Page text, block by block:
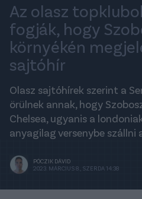
Az olasz
fogják, hogy
környékén
sajtóhír
Olasz sajtóhírek szerint a
örülnek annak, hogy
Chelsea, ugyanis a
anyagilag versenybe
PÓCZIK DÁVID
2023. MÁRCIUS 8., SZERDA 14:38